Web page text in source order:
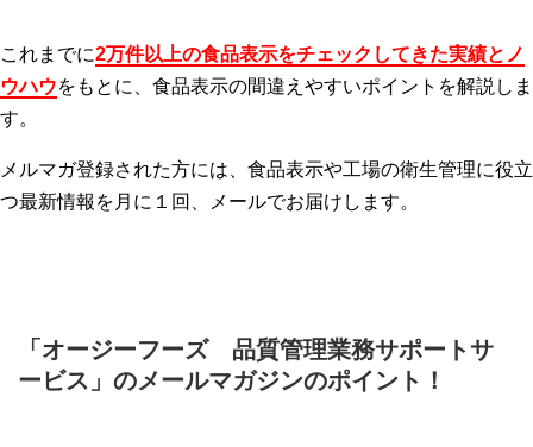
これまでに2万件以上の食品表示をチェックしてきた実績とノ
ウハウをもとに、食品表示の間違えやすいポイントを解説しま
す。
メルマガ登録された方には、食品表示や工場の衛生管理に役立
つ最新情報を月に１回、メールでお届けします。
「オージーフーズ 品質管理業務サポートサ
ービス」のメールマガジンのポイント！